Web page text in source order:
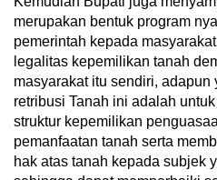
merupakan bentuk program
pemerintah kepada
legalitas kepemilikan tanah
masyarakat itu sendiri, adapun
retribusi Tanah ini adalah
struktur kepemilikan
pemanfaatan tanah serta
hak atas tanah kepada subjek